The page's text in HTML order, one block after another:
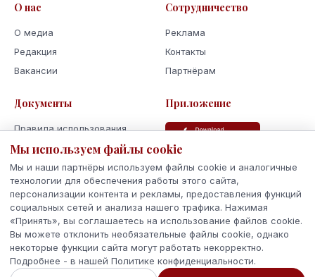
О нас
О медиа
Редакция
Вакансии
Сотрудничество
Реклама
Контакты
Партнёрам
Документы
Правила использования
Политика
Использование cookie
Кодекс поведения и этики
Приложение
© 2026 Latvijas Ziņas. Все права защищены.
Мы используем файлы cookie
Мы и наши партнёры используем файлы cookie и аналогичные
технологии для обеспечения работы этого сайта,
персонализации контента и рекламы, предоставления функций
социальных сетей и анализа нашего трафика. Нажимая
«Принять», вы соглашаетесь на использование файлов cookie.
Вы можете отклонить необязательные файлы cookie, однако
некоторые функции сайта могут работать некорректно.
Подробнее - в нашей Политике конфиденциальности.